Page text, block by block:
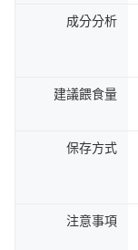
成分分析
建議餵食量
保存方式
注意事項